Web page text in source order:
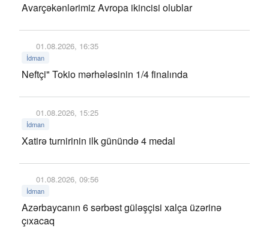
Avarçəkənlərimiz Avropa ikincisi olublar
01.08.2026, 16:35
İdman
Neftçi" Tokio mərhələsinin 1/4 finalında
01.08.2026, 15:25
İdman
Xatirə turnirinin ilk günündə 4 medal
01.08.2026, 09:56
İdman
Azərbaycanın 6 sərbəst güləşçisi xalça üzərinə
çıxacaq